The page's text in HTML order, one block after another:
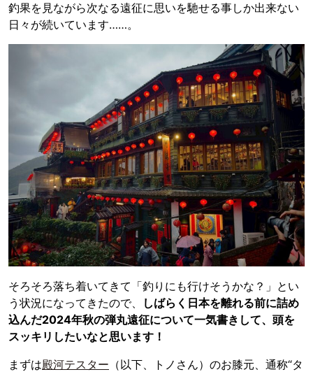
釣果を見ながら次なる遠征に思いを馳せる事しか出来ない
日々が続いています……。
そろそろ落ち着いてきて「釣りにも行けそうかな？」とい
う状況になってきたので、
しばらく日本を離れる前に詰め
込んだ2024年秋の弾丸遠征について一気書きして、頭を
スッキリしたいなと思います！
まずは殿河テスター （以下、トノさん）のお膝元、通称“タ